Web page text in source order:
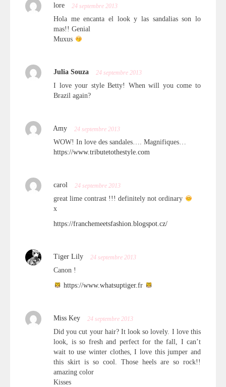
lore 24 septembre 2013
Hola me encanta el look y las sandalias son lo
mas!! Genial
Muxus
Julia Souza 24 septembre 2013
I love your style Betty! When will you come to
Brazil again?
Amy 24 septembre 2013
WOW! In love des sandales…. Magnifiques…
https://www.tributetothestyle.com
carol 24 septembre 2013
great lime contrast !!! definitely not ordinary
x
https://franchemeetsfashion.blogspot.cz/
Tiger Lily 24 septembre 2013
Canon !
https://www.whatsuptiger.fr
Miss Key 24 septembre 2013
Did you cut your hair? It look so lovely. I love this
look, is so fresh and perfect for the fall, I can’t
wait to use winter clothes, I love this jumper and
this skirt is so cool. Those heels are so rock!!
amazing color
Kisses